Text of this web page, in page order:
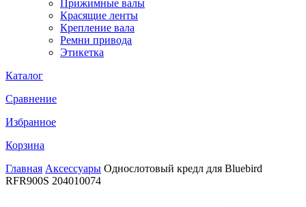
Прижимные валы
Красящие ленты
Крепление вала
Ремни привода
Этикетка
Каталог
Сравнение
Избранное
Корзина
Главная Аксессуары Однослотовый кредл для Bluebird
RFR900S 204010074